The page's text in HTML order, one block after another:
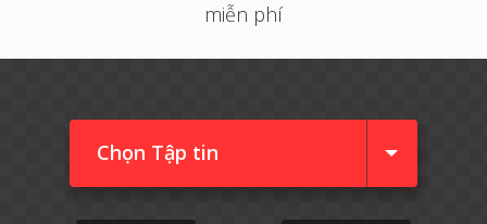
miễn phí
Chọn Tập tin